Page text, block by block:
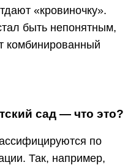
«кровиночку».
быть непонятным,
комбинированный
сад — что это?
по
Так, например,